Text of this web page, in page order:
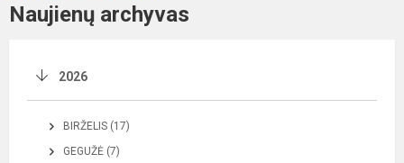
Naujienų archyvas
2026
BIRŽELIS (17)
GEGUŽĖ (7)